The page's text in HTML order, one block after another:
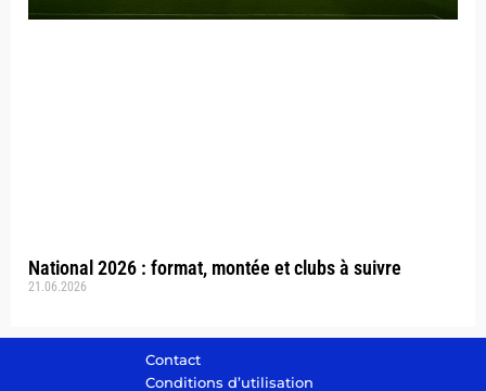
National 2026 : format, montée et clubs à suivre
21.06.2026
Contact
Conditions d’utilisation